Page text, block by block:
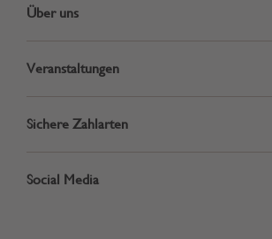
Über uns
Veranstaltungen
Sichere Zahlarten
Social Media